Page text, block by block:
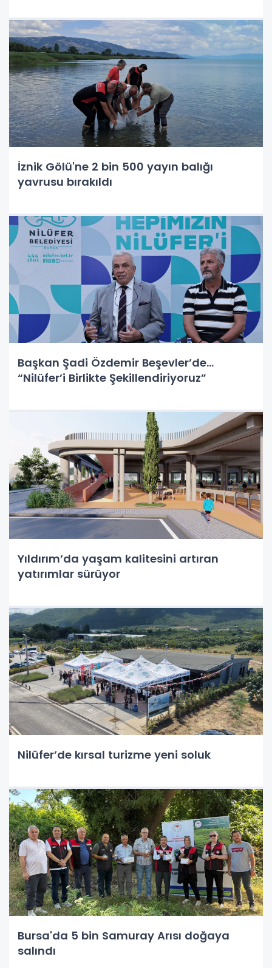
İznik Gölü'ne 2 bin 500 yayın balığı
yavrusu bırakıldı
Başkan Şadi Özdemir Beşevler’de...
“Nilüfer’i Birlikte Şekillendiriyoruz”
Yıldırım’da yaşam kalitesini artıran
yatırımlar sürüyor
Nilüfer’de kırsal turizme yeni soluk
Bursa'da 5 bin Samuray Arısı doğaya
salındı